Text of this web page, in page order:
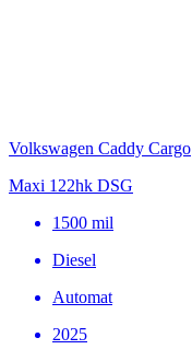
Volkswagen Caddy Cargo
Maxi 122hk DSG
1500 mil
Diesel
Automat
2025